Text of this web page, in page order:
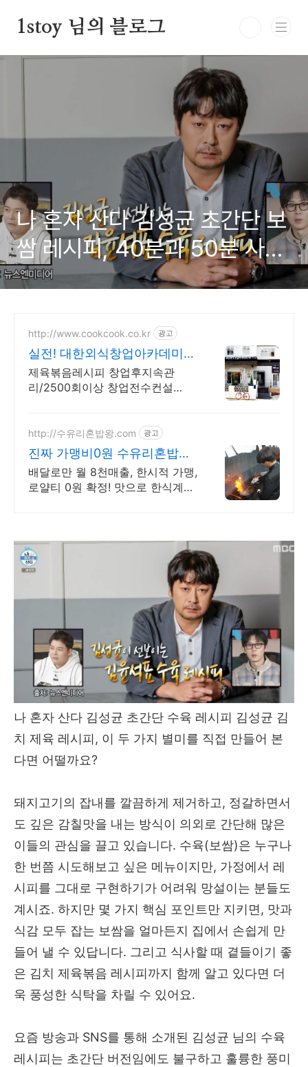
1stoy 님의 블로그
나 혼자 산다 김성균 초간단 보
쌈 레시피, 40분과 50분 사이
의 완벽한 비법!
http://www.cookcook.co.kr 광고
실전! 대한외식창업아카데미
창업전문1:1교육
제육볶음레시피 창업후지속관
리/2500회이상 창업전수컨설
http://수유리혼밥왕.com 광고
진짜 가맹비0원 수유리혼밥왕
월세65만원 매장에서 월5천
배달로만 월 8천매출, 한시적 가맹,
로얄티 0원 확정! 맛으로 한식계를
나 혼자 산다 김성균 초간단 수육 레시피 김성균 김
치 제육 레시피, 이 두 가지 별미를 직접 만들어 본
다면 어떨까요?
돼지고기의 잡내를 깔끔하게 제거하고, 정갈하면서
도 깊은 감칠맛을 내는 방식이 의외로 간단해 많은
이들의 관심을 끌고 있습니다. 수육(보쌈)은 누구나
한 번쯤 시도해보고 싶은 메뉴이지만, 가정에서 레
시피를 그대로 구현하기가 어려워 망설이는 분들도
계시죠. 하지만 몇 가지 핵심 포인트만 지키면, 맛과
식감 모두 잡는 보쌈을 얼마든지 집에서 손쉽게 만
들어 낼 수 있답니다. 그리고 식사할 때 곁들이기 좋
은 김치 제육볶음 레시피까지 함께 알고 있다면 더
욱 풍성한 식탁을 차릴 수 있어요.
요즘 방송과 SNS를 통해 소개된 김성균 님의 수육
레시피는 초간단 버전임에도 불구하고 훌륭한 풍미